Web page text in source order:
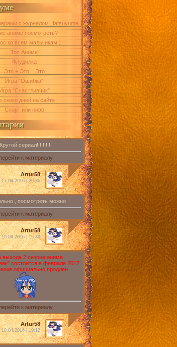
с журналом Hatsuyume
аниме посмотреть?
ко всем мальчикам )
Топ Аниме
Флудилка
Это + Это = Это
Игра "Ошибка"
Игра "Счастливчик"
скоко дней на сайте
Спорт или пиво
Крутой сериал!!!!!!!!!!
перейти к материалу
Artur58
17.04.2016 | 20:36
, посмотреть можно
перейти к материалу
Artur58
10.04.2016 | 19:36
выхода 2 сезона аниме
состоится в феврале 2017
официально продлен.
перейти к материалу
Artur58
10.04.2016 | 19:12